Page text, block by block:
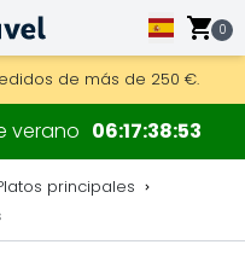
0
de más de 250 €.
para mapas de madera
verano 06 17 38 52
principales